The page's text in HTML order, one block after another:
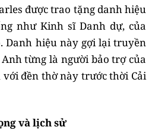
được trao tặng danh hiệu
như Kinh sĩ Danh dự, của
Danh hiệu này gợi lại truyền
từng là người bảo trợ của
đền thờ này trước thời Cải
và lịch sử